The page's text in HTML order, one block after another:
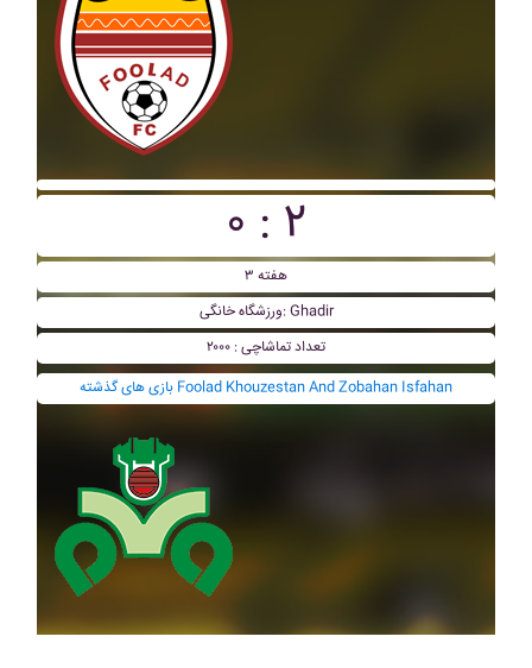
۰ : ۲
هفته ۳
ورزشگاه خانگی: Ghadir
تعداد تماشاچی : ۲۰۰۰
بازی های گذشته Foolad Khouzestan And Zobahan Isfahan